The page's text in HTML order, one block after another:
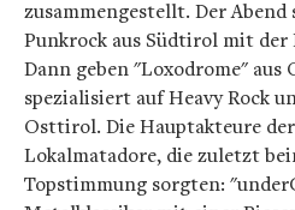
zusammengestellt. Der
Punkrock aus Südtirol mit der
Dann geben "Loxodrome" aus
spezialisiert auf Heavy Rock
Osttirol. Die Hauptakteure
Lokalmatadore, die zuletzt
Topstimmung sorgten: